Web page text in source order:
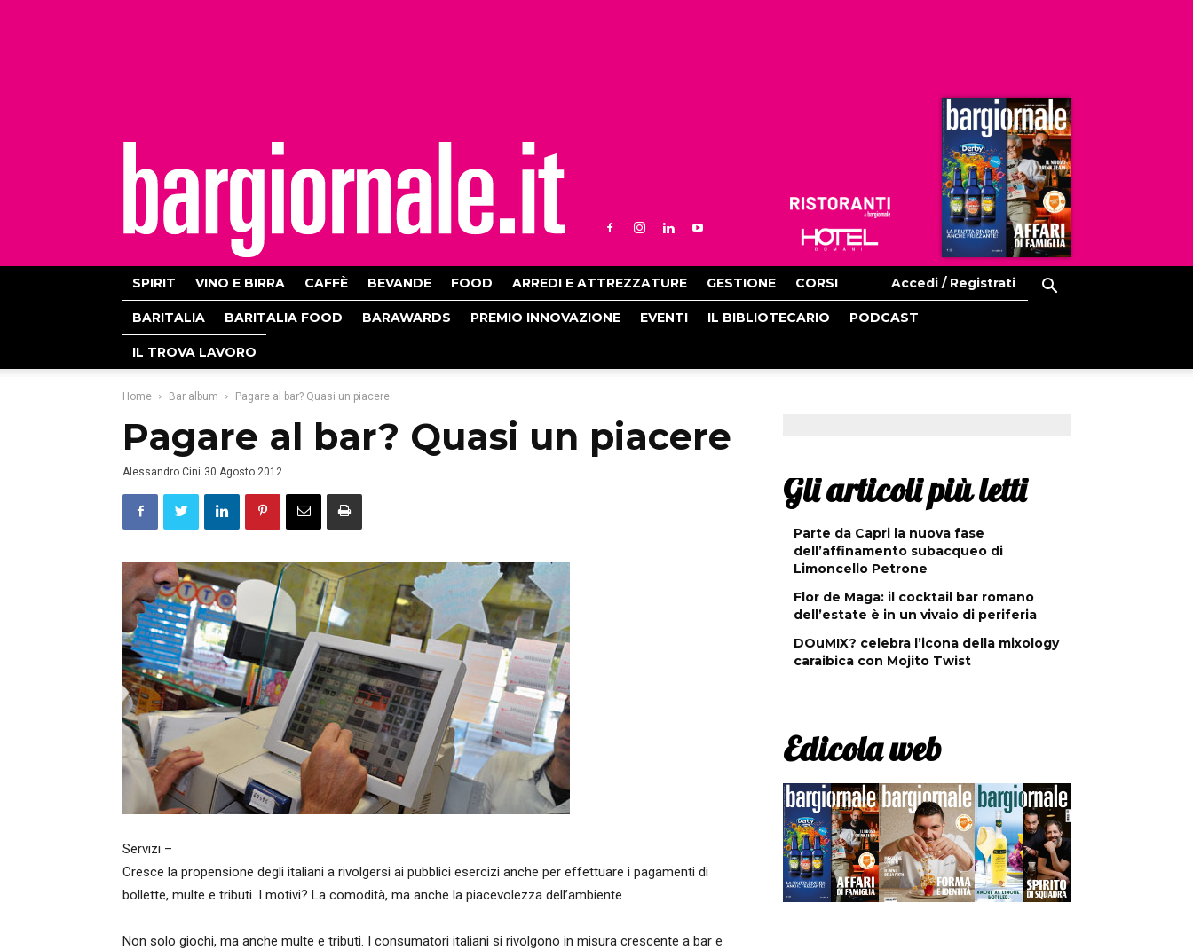
Ristoranti
Hoteldomani
SPIRIT VINO E BIRRA CAFFÈ BEVANDE FOOD ARREDI E ATTREZZATURE GESTIONE CORSI Accedi / Registrati
BARITALIA BARITALIA FOOD BARAWARDS PREMIO INNOVAZIONE EVENTI IL BIBLIOTECARIO PODCAST
IL TROVA LAVORO
Home Bar album Pagare al bar? Quasi un piacere
Pagare al bar? Quasi un piacere
Alessandro Cini 30 Agosto 2012
Servizi –
Cresce la propensione degli italiani a rivolgersi ai pubblici esercizi anche per effettuare i pagamenti di
bollette, multe e tributi. I motivi? La comodità, ma anche la piacevolezza dell’ambiente
Non solo giochi, ma anche multe e tributi. I consumatori italiani si rivolgono in misura crescente a bar e
Gli articoli più letti
Parte da Capri la nuova fase
dell’affinamento subacqueo di
Limoncello Petrone
Flor de Maga: il cocktail bar romano
dell’estate è in un vivaio di periferia
DOuMIX? celebra l’icona della mixology
caraibica con Mojito Twist
Edicola web